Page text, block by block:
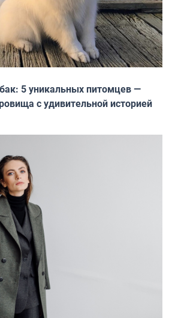
5 уникальных питомцев —
с удивительной историей